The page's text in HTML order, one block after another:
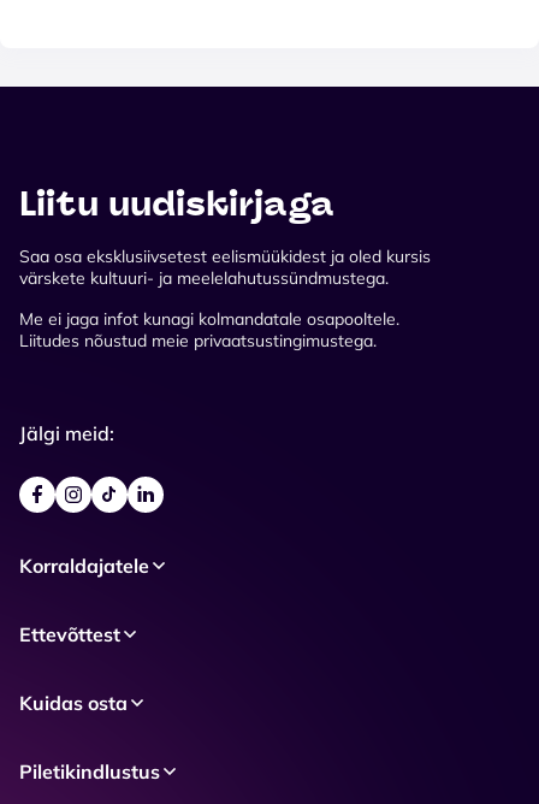
Liitu uudiskirjaga
Saa osa eksklusiivsetest eelismüükidest ja oled kursis
värskete kultuuri- ja meelelahutussündmustega.
Me ei jaga infot kunagi kolmandatale osapooltele.
Liitudes nõustud meie privaatsustingimustega.
Jälgi meid:
Korraldajatele
Ettevõttest
Kuidas osta
Piletikindlustus